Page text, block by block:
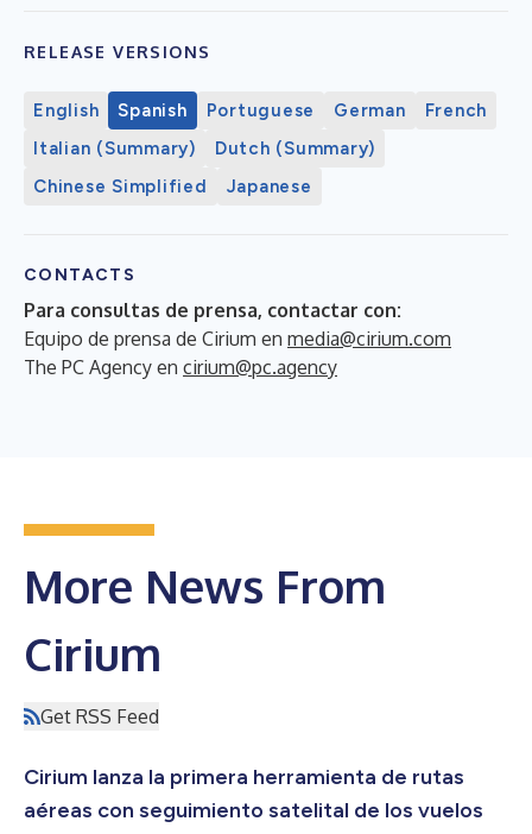
RELEASE VERSIONS
English Spanish Portuguese German
French
Italian (Summary)
Dutch (Summary)
Chinese Simplified
Japanese
CONTACTS
Para consultas de prensa, contactar con:
Equipo de prensa de Cirium en media@cirium.com
The PC Agency en cirium@pc.agency
More News From
Cirium
Get RSS Feed
Cirium lanza la primera herramienta de rutas
aéreas con seguimiento satelital de los vuelos